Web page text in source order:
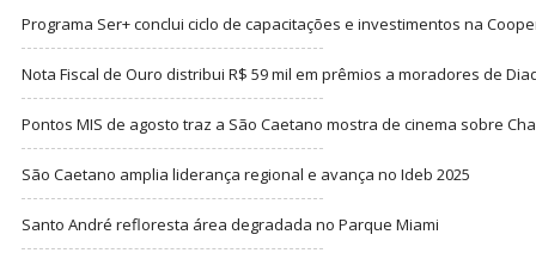
Programa Ser+ conclui ciclo de capacitações e investimentos na
Nota Fiscal de Ouro distribui R$ 59 mil em prêmios a moradores de
Pontos MIS de agosto traz a São Caetano mostra de cinema sobre
São Caetano amplia liderança regional e avança no Ideb 2025
Santo André refloresta área degradada no Parque Miami